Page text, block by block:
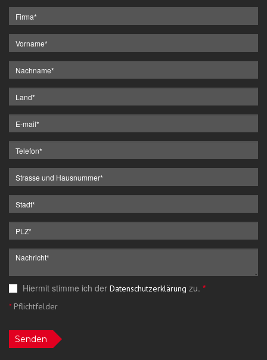
Hiermit stimme ich der Datenschutzerklärung zu. *
*Pflichtfelder
Senden